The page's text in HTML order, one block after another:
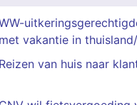
met vakantie in
Reizen van huis naar